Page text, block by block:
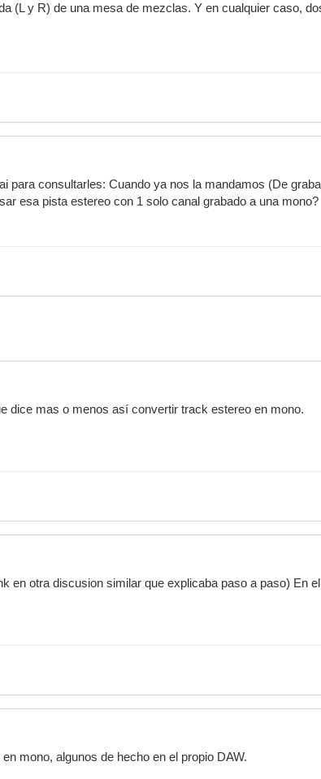
(L y R) de una mesa de mezclas. Y en cualquier caso,
para consultarles: Cuando ya nos la mandamos (De
esa pista estereo con 1 solo canal grabado a una mono?
dice mas o menos así convertir track estereo en mono.
en otra discusion similar que explicaba paso a paso) En
mono, algunos de hecho en el propio DAW.